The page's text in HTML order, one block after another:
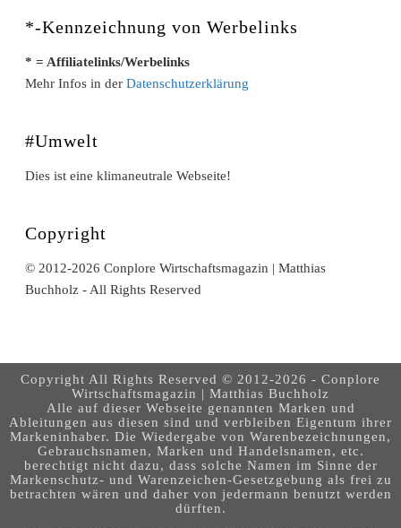
*-Kennzeichnung von Werbelinks
* = Affiliatelinks/Werbelinks
Mehr Infos in derDatenschutzerklärung
#Umwelt
Dies ist eine klimaneutrale Webseite!
Copyright
© 2012-2026 Conplore Wirtschaftsmagazin | Matthias
Buchholz - All Rights Reserved
Copyright All Rights Reserved © 2012-2026 - Conplore
Wirtschaftsmagazin | Matthias Buchholz
Alle auf dieser Webseite genannten Marken und
Ableitungen aus diesen sind und verbleiben Eigentum ihrer
Markeninhaber. Die Wiedergabe von Warenbezeichnungen,
Gebrauchsnamen, Marken und Handelsnamen, etc.
berechtigt nicht dazu, dass solche Namen im Sinne der
Markenschutz- und Warenzeichen-Gesetzgebung als frei zu
betrachten wären und daher von jedermann benutzt werden
dürften.